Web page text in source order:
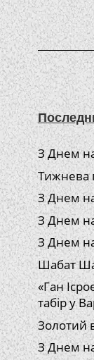
З Днем
Тижнева
З Днем
З Днем
З Днем
Шабат
«Ган
табір у
Золотий
З Днем